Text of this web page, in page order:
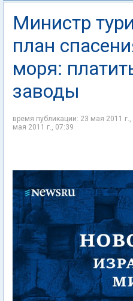
Министр
план
моря:
заводы
время публикации: 23 мая 2011
мая 2011 г., 07:39